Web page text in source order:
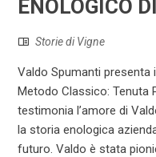
ENOLOGICO
Storie di Vigne
Valdo Spumanti presenta
Metodo Classico: Tenuta
testimonia l’amore di
la storia enologica
futuro. Valdo è stata